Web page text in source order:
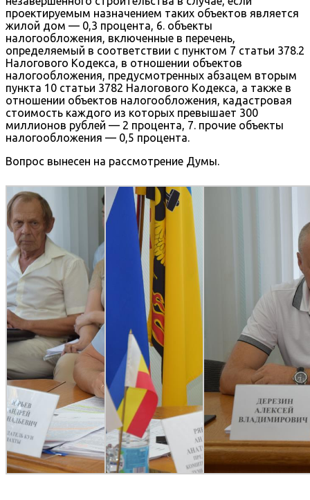
проектируемым назначением таких объектов является
жилой дом — 0,3 процента, 6. объекты
налогообложения, включенные в перечень,
определяемый в соответствии с пунктом 7 статьи 378.2
Налогового Кодекса, в отношении объектов
налогообложения, предусмотренных абзацем вторым
пункта 10 статьи 3782 Налогового Кодекса, а также в
отношении объектов налогообложения, кадастровая
стоимость каждого из которых превышает 300
миллионов рублей — 2 процента, 7. прочие объекты
налогообложения — 0,5 процента.
Вопрос вынесен на рассмотрение Думы.